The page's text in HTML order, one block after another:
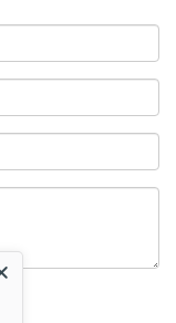
конфиденциальности